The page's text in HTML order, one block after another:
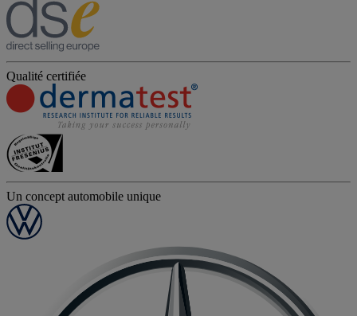
Qualité certifiée
Un concept automobile unique